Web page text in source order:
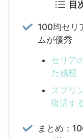
目
100均セリ
ムが優秀
セリア
た感想
スプリ
復活す
まとめ：